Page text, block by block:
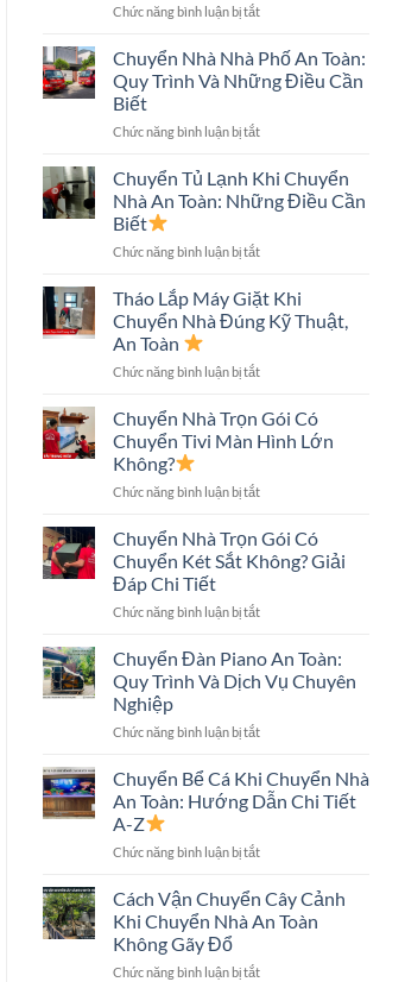
Hẻm
An
Nhanh
Chức năng bình luận bị tắtở
Nhà
Nhiều
Tầng
An
Tiết
Kiệm
Chi
Chuyển Nhà Nhà Phố An Toàn:
Quy Trình Và Những Điều Cần
Biết
Chức năng bình luận bị tắtở
Nhà
Nhà
Phố
Toàn:
Trình
Những
Cần
Chuyển Tủ Lạnh Khi Chuyển
Nhà An Toàn: Những Điều Cần
Biết
Chức năng bình luận bị tắtở
Tủ
Lạnh
Khi
Nhà
Toàn:
Điều
Biết
Tháo Lắp Máy Giặt Khi
Chuyển Nhà Đúng Kỹ Thuật,
An Toàn
Chức năng bình luận bị tắtở
Lắp
Máy
Giặt
Chuyển
Đúng
Thuật,
Toàn
Chuyển Nhà Trọn Gói Có
Chuyển Tivi Màn Hình Lớn
Không?
Chức năng bình luận bị tắtở
Nhà
Trọn
Gói
Chuyển
Màn
Lớn
Chuyển Nhà Trọn Gói Có
Chuyển Két Sắt Không? Giải
Đáp Chi Tiết
Chức năng bình luận bị tắtở
Nhà
Trọn
Gói
Chuyển
Sắt
Không?
Giải
Chi
Chuyển Đàn Piano An Toàn:
Quy Trình Và Dịch Vụ Chuyên
Nghiệp
Chức năng bình luận bị tắtở
Đàn
Piano
An
Quy
Và
Vụ
Nghiệp
Chuyển Bể Cá Khi Chuyển Nhà
An Toàn: Hướng Dẫn Chi Tiết
A-Z
Chức năng bình luận bị tắtở
Bể
Cá
Khi
Nhà
Cách Vận Chuyển Cây Cảnh
Khi Chuyển Nhà An Toàn
Không Gãy Đổ
Chức năng bình luận bị tắtở